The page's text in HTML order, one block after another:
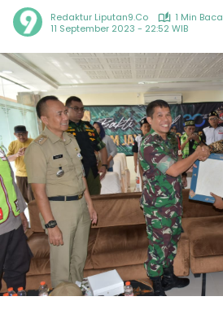
Redaktur Liputan9.co
1 Min Baca
11 September 2023 - 22:52 WIB